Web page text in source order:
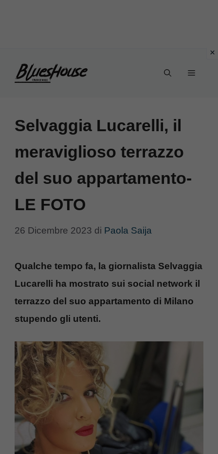
Menu
Selvaggia Lucarelli, il
meraviglioso terrazzo
del suo appartamento-
LE FOTO
26 Dicembre 2023 di Paola Saija
Qualche tempo fa, la giornalista Selvaggia
Lucarelli ha mostrato sui social network il
terrazzo del suo appartamento di Milano
stupendo gli utenti.